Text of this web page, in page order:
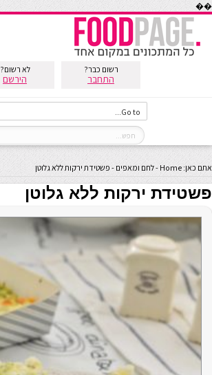
��
רשום כבר?
התחבר
לא רשום?
הירשם
אתם כאן: Home
-לחם ומאפים - פשטידת ירקות ללא גלוטן
פשטידת ירקות ללא גלוטן